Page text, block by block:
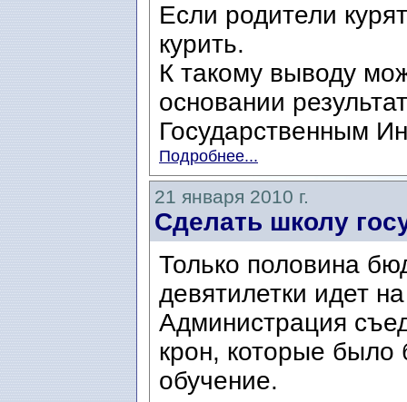
Если родители
курить.
К такому выводу
основании
Государственным
Подробнее...
21 января 2010 г.
Сделать школу
Только половина
девятилетки идет
Администрация
крон, которые
обучение.